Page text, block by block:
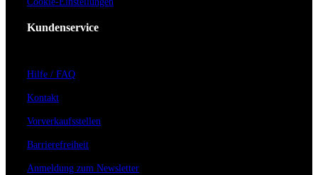
Kundenservice
Hilfe / FAQ
Kontakt
Vorverkaufsstellen
Barrierefreiheit
Anmeldung zum Newsletter